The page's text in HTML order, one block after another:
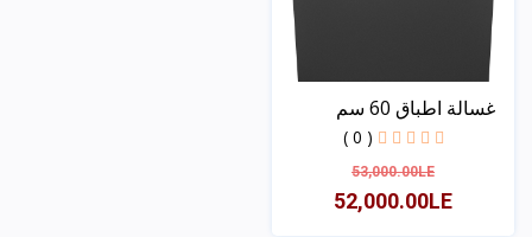
غسالة اطباق 60 سم
(سميج...
( 0 )
53,000.00LE
52,000.00LE